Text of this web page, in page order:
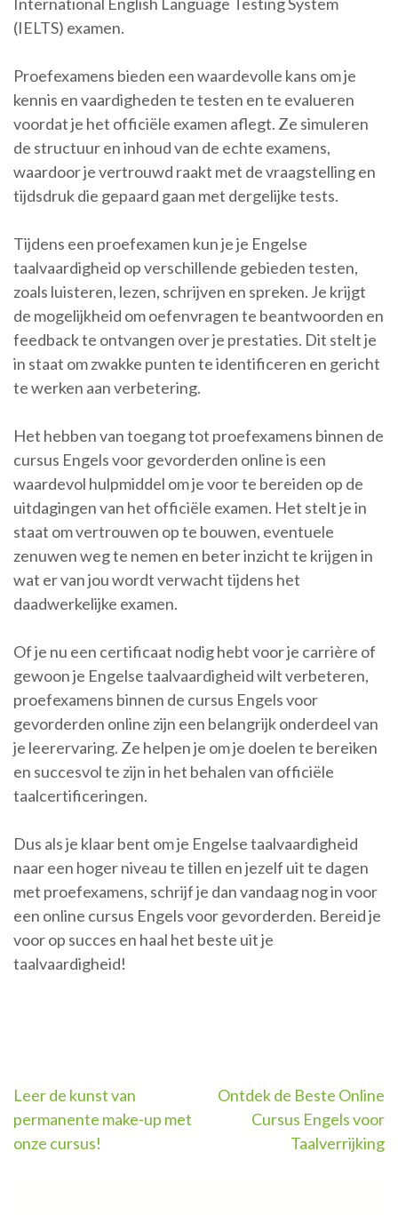
(IELTS) examen.
Proefexamens bieden een waardevolle kans om je
kennis en vaardigheden te testen en te evalueren
voordat je het officiële examen aflegt. Ze simuleren
de structuur en inhoud van de echte examens,
waardoor je vertrouwd raakt met de vraagstelling en
tijdsdruk die gepaard gaan met dergelijke tests.
Tijdens een proefexamen kun je je Engelse
taalvaardigheid op verschillende gebieden testen,
zoals luisteren, lezen, schrijven en spreken. Je krijgt
de mogelijkheid om oefenvragen te beantwoorden en
feedback te ontvangen over je prestaties. Dit stelt je
in staat om zwakke punten te identificeren en gericht
te werken aan verbetering.
Het hebben van toegang tot proefexamens binnen de
cursus Engels voor gevorderden online is een
waardevol hulpmiddel om je voor te bereiden op de
uitdagingen van het officiële examen. Het stelt je in
staat om vertrouwen op te bouwen, eventuele
zenuwen weg te nemen en beter inzicht te krijgen in
wat er van jou wordt verwacht tijdens het
daadwerkelijke examen.
Of je nu een certificaat nodig hebt voor je carrière of
gewoon je Engelse taalvaardigheid wilt verbeteren,
proefexamens binnen de cursus Engels voor
gevorderden online zijn een belangrijk onderdeel van
je leerervaring. Ze helpen je om je doelen te bereiken
en succesvol te zijn in het behalen van officiële
taalcertificeringen.
Dus als je klaar bent om je Engelse taalvaardigheid
naar een hoger niveau te tillen en jezelf uit te dagen
met proefexamens, schrijf je dan vandaag nog in voor
een online cursus Engels voor gevorderden. Bereid je
voor op succes en haal het beste uit je
taalvaardigheid!
Berichtnavigatie
Leer de kunst van
permanente make-up met
onze cursus!
Ontdek de Beste Online
Cursus Engels voor
Taalverrijking